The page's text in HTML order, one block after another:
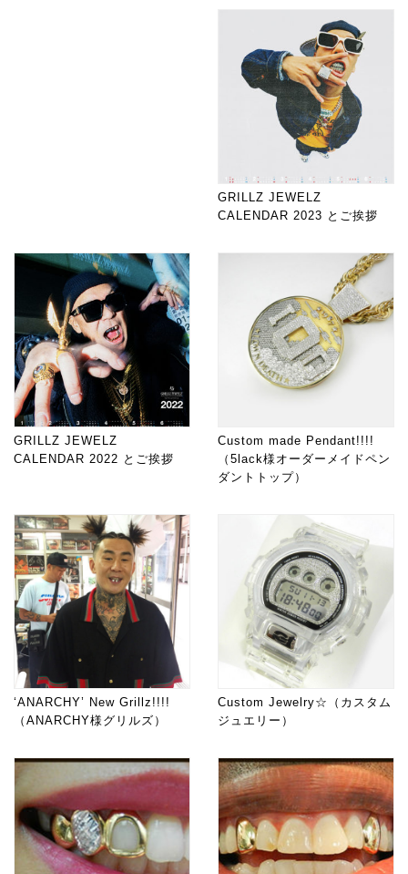
GRILLZ JEWELZ
CALENDAR 2023 とご挨拶
GRILLZ JEWELZ
CALENDAR 2022 とご挨拶
Custom made Pendant!!!!
（5lack様オーダーメイドペン
ダントトップ）
‘ANARCHY’ New Grillz!!!!
（ANARCHY様グリルズ）
Custom Jewelry☆（カスタム
ジュエリー）